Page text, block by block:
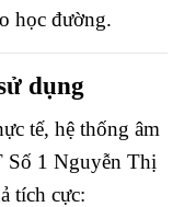
học đường.
dụng
tế, hệ thống âm
Số 1 Nguyễn Thị
tích cực: